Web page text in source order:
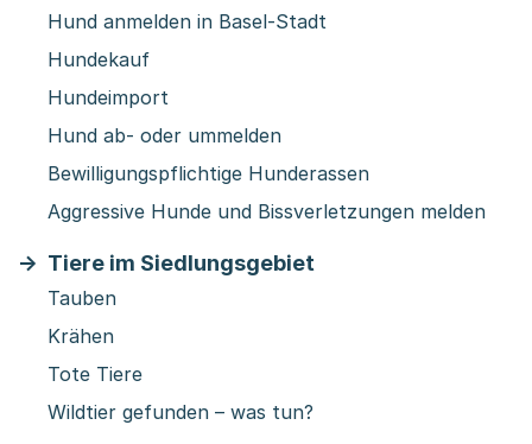
Hund anmelden in Basel-Stadt
Hundekauf
Hundeimport
Hund ab- oder ummelden
Bewilligungspflichtige Hunderassen
Aggressive Hunde und Bissverletzungen melden
Tiere im Siedlungsgebiet
Tauben
Krähen
Tote Tiere
Wildtier gefunden – was tun?